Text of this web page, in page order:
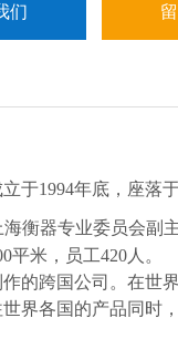
们
于1994年底，座落
衡器专业委员会副
平米，员工420 人。
的跨国公司。在世
界各国的产品同时